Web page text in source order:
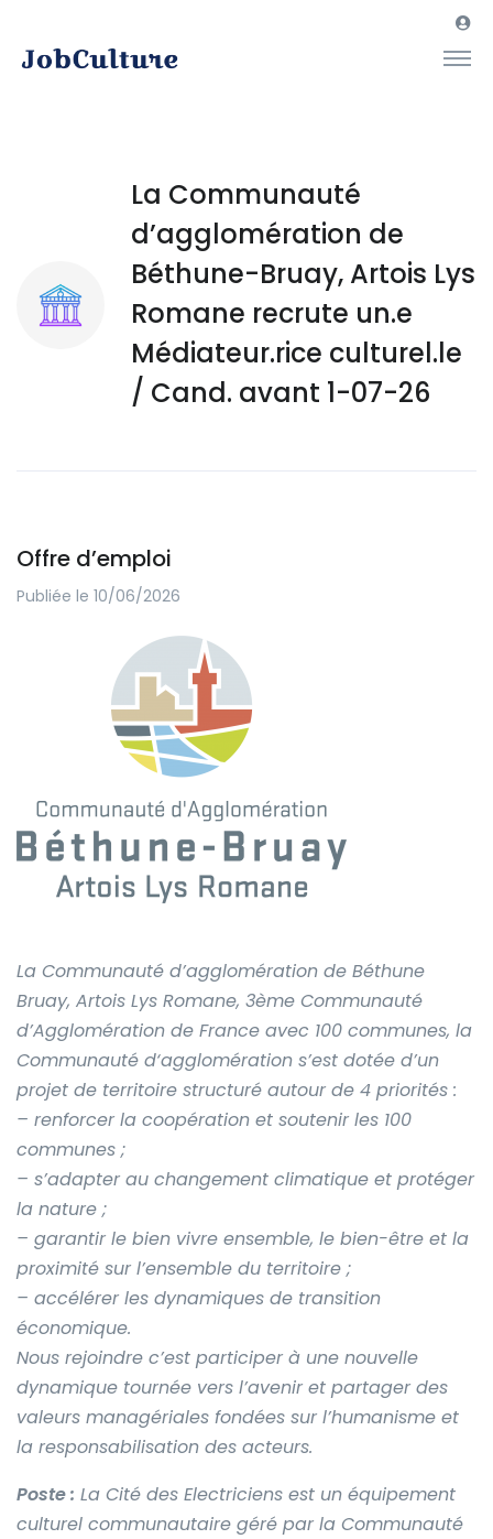
La Communauté
d’agglomération de
Béthune-Bruay, Artois Lys
Romane recrute un.e
Médiateur.rice culturel.le
/ Cand. avant 1-07-26
Offre d’emploi
Publiée le 10/06/2026
La Communauté d’agglomération de Béthune
Bruay, Artois Lys Romane, 3ème Communauté
d’Agglomération de France avec 100 communes, la
Communauté d‘agglomération s’est dotée d’un
projet de territoire structuré autour de 4 priorités :
– renforcer la coopération et soutenir les 100
communes ;
– s’adapter au changement climatique et protéger
la nature ;
– garantir le bien vivre ensemble, le bien-être et la
proximité sur l’ensemble du territoire ;
– accélérer les dynamiques de transition
économique.
Nous rejoindre c’est participer à une nouvelle
dynamique tournée vers l’avenir et partager des
valeurs managériales fondées sur l’humanisme et
la responsabilisation des acteurs.
Poste : La Cité des Electriciens est un équipement
culturel communautaire géré par la Communauté